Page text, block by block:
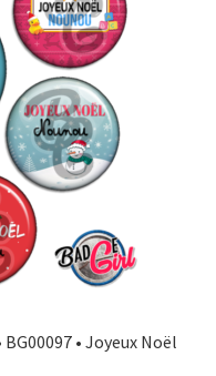
• Joyeux Noël